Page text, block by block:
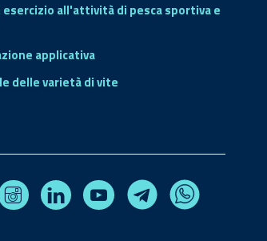
esercizio all'attività di pesca sportiva e
applicativa
delle varietà di vite
InstagramLinkedinYoutube TelegramWhatsapp